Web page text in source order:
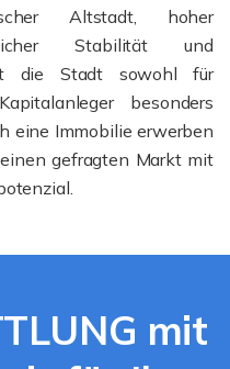
Altstadt, hoher
Stabilität und
die Stadt sowohl für
besonders
eine Immobilie erwerben
gefragten Markt mit
mit